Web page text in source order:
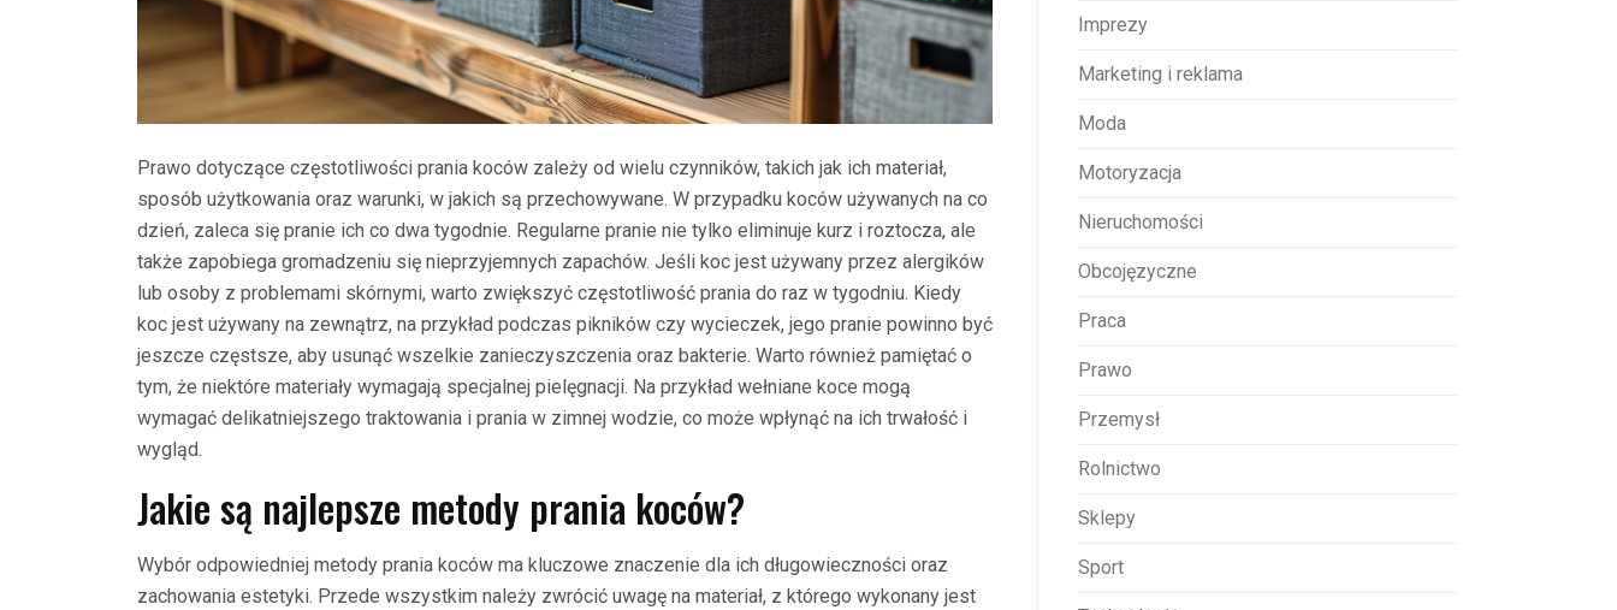
Prawo dotyczące częstotliwości prania koców zależy od wielu czynników, takich jak ich materiał,
sposób użytkowania oraz warunki, w jakich są przechowywane. W przypadku koców używanych na co
dzień, zaleca się pranie ich co dwa tygodnie. Regularne pranie nie tylko eliminuje kurz i roztocza, ale
także zapobiega gromadzeniu się nieprzyjemnych zapachów. Jeśli koc jest używany przez alergików
lub osoby z problemami skórnymi, warto zwiększyć częstotliwość prania do raz w tygodniu. Kiedy
koc jest używany na zewnątrz, na przykład podczas pikników czy wycieczek, jego pranie powinno być
jeszcze częstsze, aby usunąć wszelkie zanieczyszczenia oraz bakterie. Warto również pamiętać o
tym, że niektóre materiały wymagają specjalnej pielęgnacji. Na przykład wełniane koce mogą
wymagać delikatniejszego traktowania i prania w zimnej wodzie, co może wpłynąć na ich trwałość i
wygląd.
Jakie są najlepsze metody prania koców?
Wybór odpowiedniej metody prania koców ma kluczowe znaczenie dla ich długowieczności oraz
zachowania estetyki. Przede wszystkim należy zwrócić uwagę na materiał, z którego wykonany jest
Imprezy
Marketing i reklama
Moda
Motoryzacja
Nieruchomości
Obcojęzyczne
Praca
Prawo
Przemysł
Rolnictwo
Sklepy
Sport